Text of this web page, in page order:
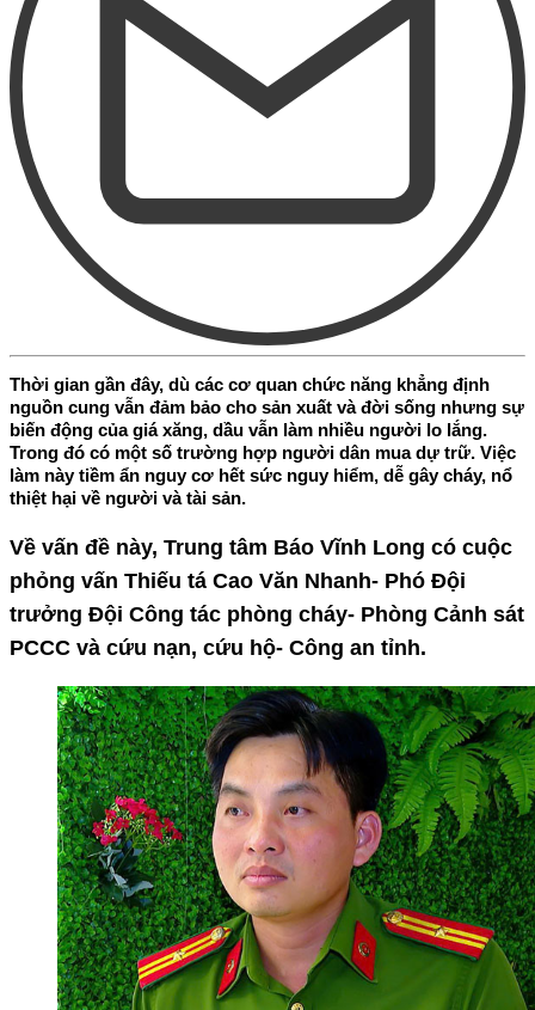
Thời gian gần đây, dù các cơ quan chức năng khẳng định
nguồn cung vẫn đảm bảo cho sản xuất và đời sống nhưng sự
biến động của giá xăng, dầu vẫn làm nhiều người lo lắng.
Trong đó có một số trường hợp người dân mua dự trữ. Việc
làm này tiềm ẩn nguy cơ hết sức nguy hiểm, dễ gây cháy, nổ
thiệt hại về người và tài sản.
Về vấn đề này, Trung tâm Báo Vĩnh Long có cuộc
phỏng vấn Thiếu tá Cao Văn Nhanh- Phó Đội
trưởng Đội Công tác phòng cháy- Phòng Cảnh sát
PCCC và cứu nạn, cứu hộ- Công an tỉnh.